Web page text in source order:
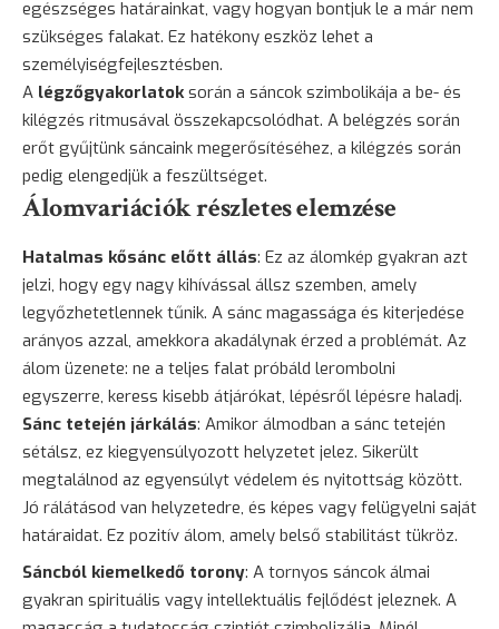
egészséges határainkat, vagy hogyan bontjuk le a már nem
szükséges falakat. Ez hatékony eszköz lehet a
személyiségfejlesztésben.
A légzőgyakorlatoksorán a sáncok szimbolikája a be- és
kilégzés ritmusával összekapcsolódhat. A belégzés során
erőt gyűjtünk sáncaink megerősítéséhez, a kilégzés során
pedig elengedjük a feszültséget.
Álomvariációk részletes elemzése
Hatalmas kősánc előtt állás: Ez az álomkép gyakran azt
jelzi, hogy egy nagy kihívással állsz szemben, amely
legyőzhetetlennek tűnik. A sánc magassága és kiterjedése
arányos azzal, amekkora akadálynak érzed a problémát. Az
álom üzenete: ne a teljes falat próbáld lerombolni
egyszerre, keress kisebb átjárókat, lépésről lépésre haladj.
Sánc tetején járkálás: Amikor álmodban a sánc tetején
sétálsz, ez kiegyensúlyozott helyzetet jelez. Sikerült
megtalálnod az egyensúlyt védelem és nyitottság között.
Jó rálátásod van helyzetedre, és képes vagy felügyelni saját
határaidat. Ez pozitív álom, amely belső stabilitást tükröz.
Sáncból kiemelkedő torony: A tornyos sáncok álmai
gyakran spirituális vagy intellektuális fejlődést jeleznek. A